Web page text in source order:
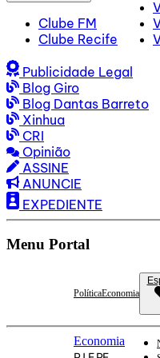
Clube FM
Clube Recife
Publicidade Legal
Blog Giro
Blog Dantas Barreto
Xinhua
CRI
Opinião
ASSINE
ANUNCIE
EXPEDIENTE
Menu Portal
PolíticaEconomia
Economia